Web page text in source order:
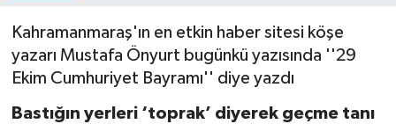
Kahramanmaraş'ın en etkin haber sitesi köşe
yazarı Mustafa Önyurt bugünkü yazısında ''29
Ekim Cumhuriyet Bayramı'' diye yazdı
Bastığın yerleri ‘toprak’ diyerek geçme tanı
SAĞLIK